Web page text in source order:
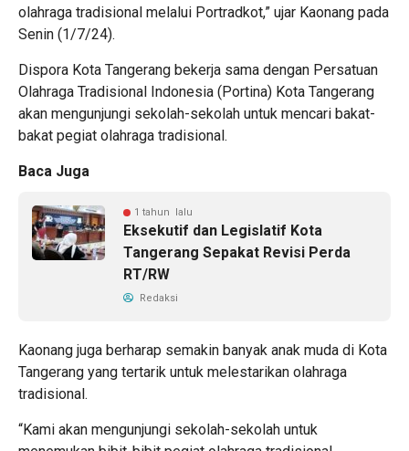
olahraga tradisional melalui Portradkot,” ujar Kaonang pada
Senin (1/7/24).
Dispora Kota Tangerang bekerja sama dengan Persatuan
Olahraga Tradisional Indonesia (Portina) Kota Tangerang
akan mengunjungi sekolah-sekolah untuk mencari bakat-
bakat pegiat olahraga tradisional.
Baca Juga
1 tahun lalu
Eksekutif dan Legislatif Kota
Tangerang Sepakat Revisi Perda
RT/RW
Redaksi
Kaonang juga berharap semakin banyak anak muda di Kota
Tangerang yang tertarik untuk melestarikan olahraga
tradisional.
“Kami akan mengunjungi sekolah-sekolah untuk